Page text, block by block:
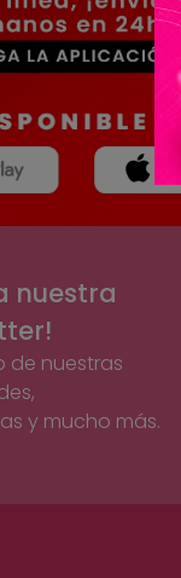
nuestra
de nuestras
y mucho más.